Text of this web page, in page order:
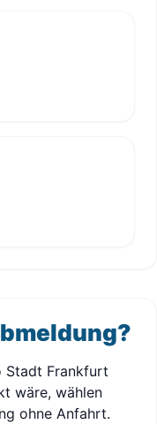
Stadt Frankfurt
wäre, wählen
ohne Anfahrt.